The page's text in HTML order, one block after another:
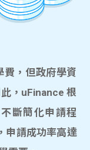
費，但政府學資
，uFinance 根
斷簡化申請程
申請成功率高達